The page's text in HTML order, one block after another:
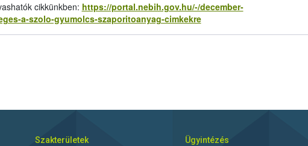
cikkünkben: https://portal.nebih.gov.hu/-/december-
a-szolo-gyumolcs-szaporitoanyag-cimkekre
Szakterületek Ügyintézés